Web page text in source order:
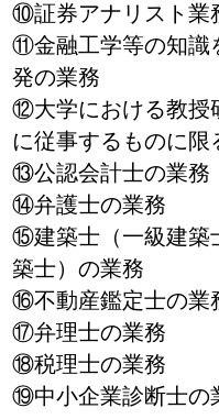
⑩証券アナリスト業
⑪金融工学等の知識
発の業務
⑫大学における教授
に従事するものに限
⑬公認会計士の業務
⑭弁護士の業務
⑮建築士（一級建築
築士）の業務
⑯不動産鑑定士の業
⑰弁理士の業務
⑱税理士の業務
⑲中小企業診断士の